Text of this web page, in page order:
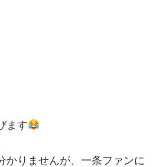
ます
かりませんが、一条ファンに